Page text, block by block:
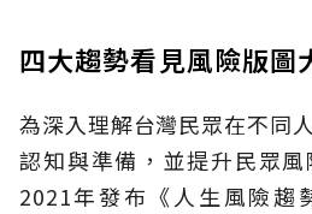
四大趨勢看見風險版圖
為深入理解台灣民眾在不同
認知與準備，並提升民眾
2021年發布《人生風險趨